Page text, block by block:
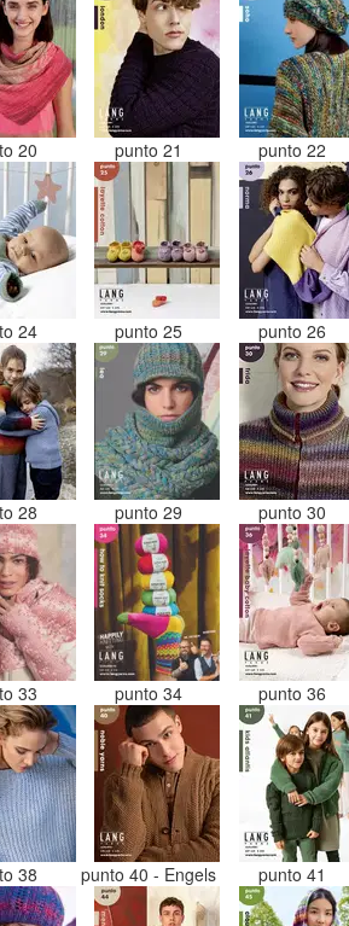
20 punto 21 punto 22
24 punto 25 punto 26
28 punto 29 punto 30
33 punto 34 punto 36
38 punto 40 - Engels punto 41